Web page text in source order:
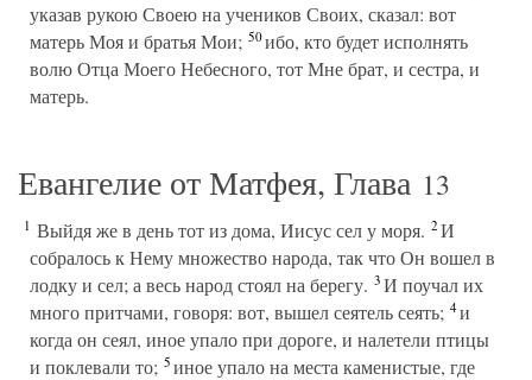
указав рукою Своею на учеников Своих, сказал: вот
матерь Моя и братья Мои; 50ибо, кто будет исполнять
волю Отца Моего Небесного, тот Мне брат, и сестра, и
матерь.
Евангелие от Матфея, Глава 13
1 Выйдя же в день тот из дома, Иисус сел у моря. 2И
собралось к Нему множество народа, так что Он вошел в
лодку и сел; а весь народ стоял на берегу. 3И поучал их
много притчами, говоря: вот, вышел сеятель сеять; 4и
когда он сеял, иное упало при дороге, и налетели птицы
и поклевали то; 5иное упало на места каменистые, где